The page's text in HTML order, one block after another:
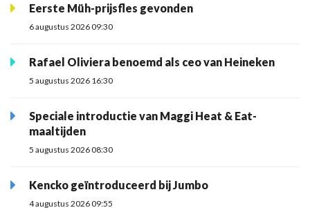
Eerste Müh-prijsfles gevonden
6 augustus 2026 09:30
Rafael Oliviera benoemd als ceo van Heineken
5 augustus 2026 16:30
Speciale introductie van Maggi Heat & Eat-
maaltijden
5 augustus 2026 08:30
Kencko geïntroduceerd bij Jumbo
4 augustus 2026 09:55